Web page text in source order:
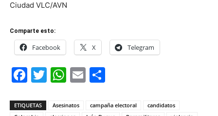
Ciudad VLC/AVN
Comparte esto:
Facebook X Telegram
Facebook
Twitter
WhatsApp
Email
ETIQUETAS Asesinatos campaña electoral
candidatos